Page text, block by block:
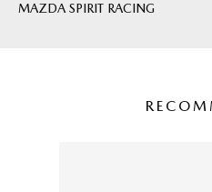
MAZDA SPIRIT RACING